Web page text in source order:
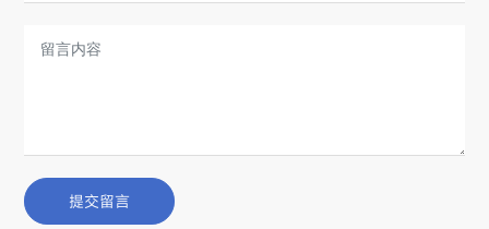
提交留言